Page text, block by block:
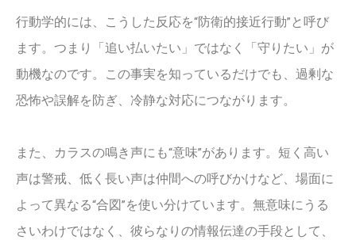
行動学的には、こうした反応を“防衛的接近行動”と呼び
ます。つまり「追い払いたい」ではなく「守りたい」が
動機なのです。この事実を知っているだけでも、過剰な
恐怖や誤解を防ぎ、冷静な対応につながります。
また、カラスの鳴き声にも“意味”があります。短く高い
声は警戒、低く長い声は仲間への呼びかけなど、場面に
よって異なる“合図”を使い分けています。無意味にうる
さいわけではなく、彼らなりの情報伝達の手段として、